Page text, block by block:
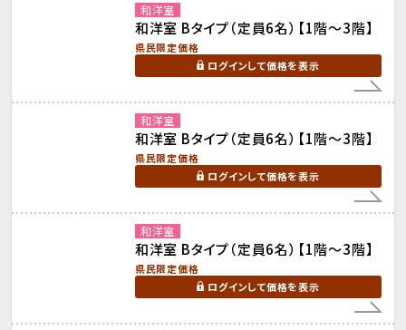
和洋室
和洋室 Bタイプ（定員6名）【1階～3階】
県民限定価格
ログインして価格を表示
和洋室
和洋室 Bタイプ（定員6名）【1階～3階】
県民限定価格
ログインして価格を表示
和洋室
和洋室 Bタイプ（定員6名）【1階～3階】
県民限定価格
ログインして価格を表示